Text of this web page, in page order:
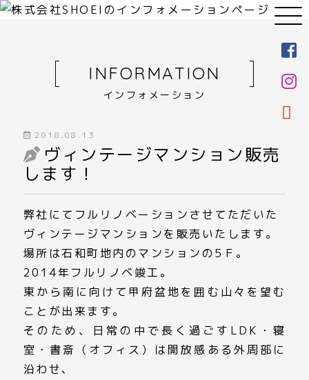
INFORMATION
インフォメーション
2018.08.13
ヴィンテージマンション販売
します！
弊社にてフルリノベーションさせてただいた
ヴィンテージマンションを販売いたします。
場所は石和町地内のマンションの5Ｆ。
2014年フルリノベ竣工。
東から南に向けて甲府盆地を囲む山々を望む
ことが出来ます。
そのため、日常の中で長く過ごすLDK・寝
室・書斎（オフィス）は開放感ある外周部に
沿わせ、